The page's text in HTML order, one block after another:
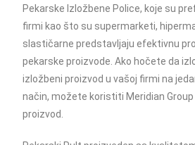
Pekarske Izložbene Police, koje su
firmi kao što su supermarketi,
slastičarne predstavljaju efektivnu
pekarske proizvode. Ako hočete da
izložbeni proizvod u vašoj firmi na
način, možete koristiti Meridian
proizvod.